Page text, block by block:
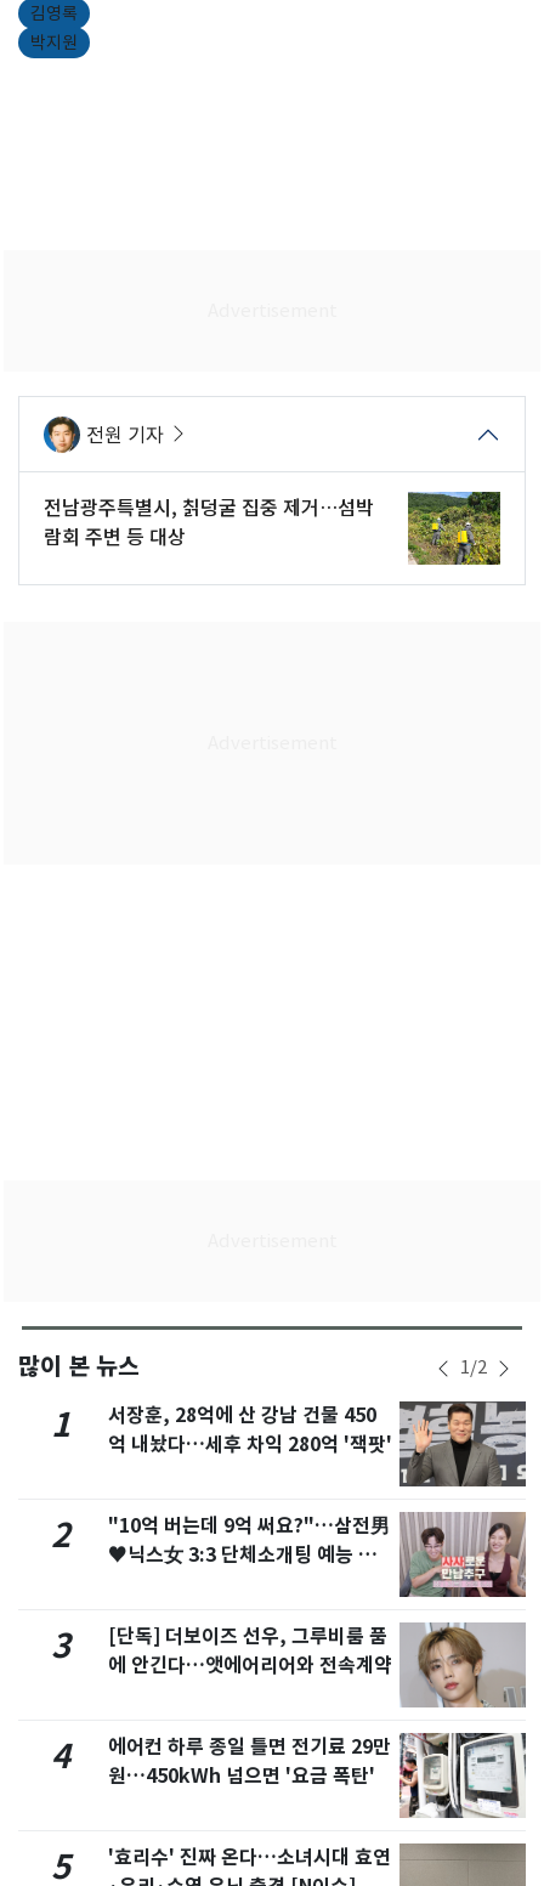
김영록
박지원
전원 기자
전남광주특별시, 칡덩굴 집중 제거…섬박
람회 주변 등 대상
많이 본 뉴스 1/2
1
서장훈, 28억에 산 강남 건물 450
억 내놨다…세후 차익 280억 '잭팟'
2
"10억 버는데 9억 써요?"…삼전男
♥닉스女 3:3 단체소개팅 예능 화
3
[단독] 더보이즈 선우, 그루비룸 품
에 안긴다…앳에어리어와 전속계약
4
에어컨 하루 종일 틀면 전기료 29만
원…450kWh 넘으면 '요금 폭탄'
5
'효리수' 진짜 온다…소녀시대 효연